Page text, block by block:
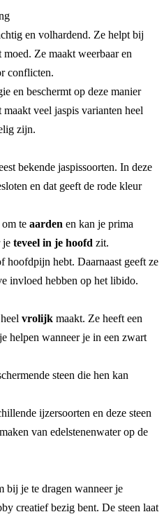
en volhardend. Ze helpt bij
Ze maakt weerbaar en
conflicten.
en beschermt op deze manier
veel jaspis varianten heel
zijn.
bekende jaspissoorten. In deze
en dat geeft de rode kleur
om te aarden en kan je prima
je teveel in je hoofd zit.
hoofdpijn hebt. Daarnaast geeft ze
invloed hebben op het libido.
vrolijk maakt. Ze heeft een
helpen wanneer je in een zwart
steen die hen kan
ijzersoorten en deze steen
van edelstenenwater op de
bij je te dragen wanneer je
creatief bezig bent. De steen laat